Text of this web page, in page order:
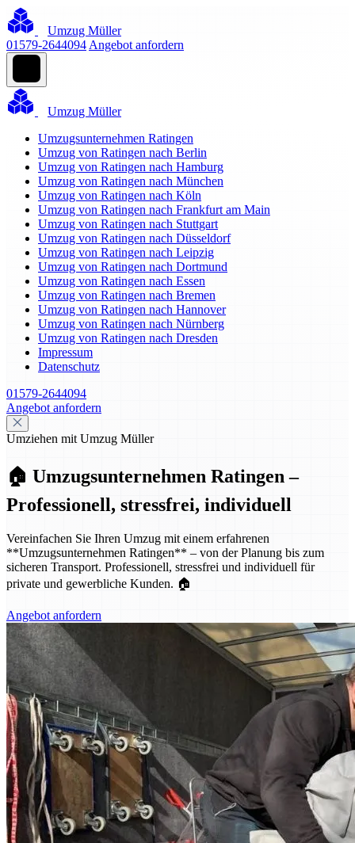
Umzug Müller
01579-2644094 Angebot anfordern
Umzug Müller
Umzugsunternehmen Ratingen
Umzug von Ratingen nach Berlin
Umzug von Ratingen nach Hamburg
Umzug von Ratingen nach München
Umzug von Ratingen nach Köln
Umzug von Ratingen nach Frankfurt am Main
Umzug von Ratingen nach Stuttgart
Umzug von Ratingen nach Düsseldorf
Umzug von Ratingen nach Leipzig
Umzug von Ratingen nach Dortmund
Umzug von Ratingen nach Essen
Umzug von Ratingen nach Bremen
Umzug von Ratingen nach Hannover
Umzug von Ratingen nach Nürnberg
Umzug von Ratingen nach Dresden
Impressum
Datenschutz
01579-2644094
Angebot anfordern
Umziehen mit Umzug Müller
🏠 Umzugsunternehmen Ratingen –
Professionell, stressfrei, individuell
Vereinfachen Sie Ihren Umzug mit einem erfahrenen
**Umzugsunternehmen Ratingen** – von der Planung bis zum
sicheren Transport. Professionell, stressfrei und individuell für
private und gewerbliche Kunden. 🏠
Angebot anfordern